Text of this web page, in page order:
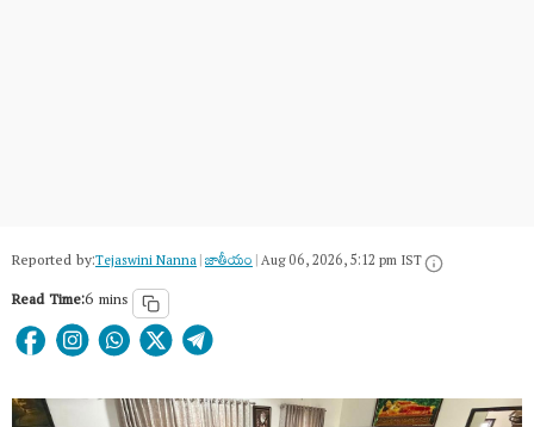
Reported by:Tejaswini Nanna|జాతీయం|Aug 06, 2026, 5:12 pm IST
Read Time:6 mins